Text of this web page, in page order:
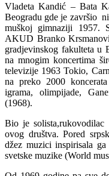
Vladeta Kandić – Bata
Beogradu gde je završio
muškoj gimnaziji 1957.
AKUD Branko
gradjevinskog fakulteta u
na mnogim koncertima
televizije 1963 Tokio,
na preko 2000
igrama, olimpijade,
(1968).
Bio je
ovog društva. Pored
džez muzici inspirisala
svetske muzike (World